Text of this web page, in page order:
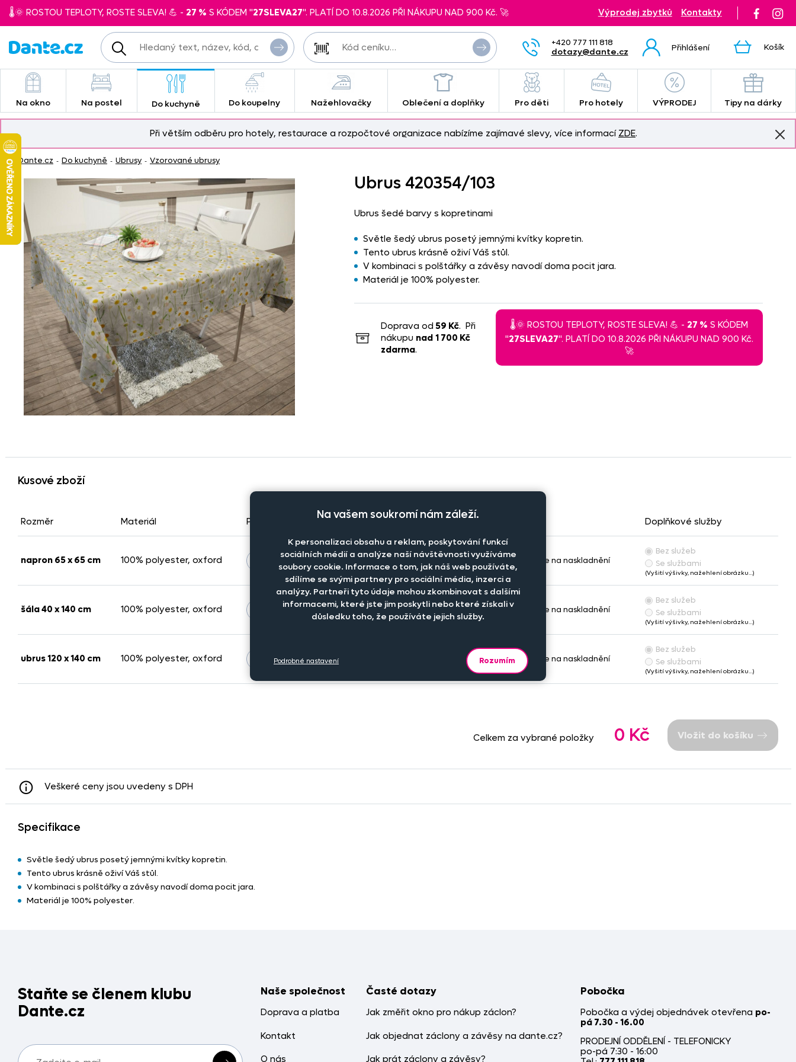
+420 777 111 818
dotazy@dante.cz
Přihlášení Košík
🌡️🌞 ROSTOU TEPLOTY, ROSTE SLEVA! 💪 - 27 % S KÓDEM "27SLEVA27". PLATÍ DO 10.8.2026 PŘI NÁKUPU NAD 900 Kč. 🚀 Výprodej zbytků Kontakty
Na okno Na postel Do kuchyně Do koupelny Nažehlovačky Oblečení a doplňky Pro děti Pro hotely VÝPRODEJ Tipy na dárky
Při větším odběru pro hotely, restaurace a rozpočtové organizace nabízíme zajímavé slevy, více informací ZDE.
Dante.cz - Do kuchyně - Ubrusy - Vzorované ubrusy
Ubrus 420354/103
Ubrus šedé barvy s kopretinami
Světle šedý ubrus posetý jemnými kvítky kopretin.
Tento ubrus krásně oživí Váš stůl.
V kombinaci s polštářky a závěsy navodí doma pocit jara.
Materiál je 100% polyester.
Doprava od 59 Kč. Při
nákupu nad 1 700 Kč
zdarma.
🌡️🌞 ROSTOU TEPLOTY, ROSTE SLEVA! 💪 -27 % S KÓDEM
"27SLEVA27". PLATÍ DO 10.8.2026 PŘI NÁKUPU NAD 900 Kč.
🚀
Kusové zboží
Rozměr Materiál Počet kusů Cena na eshopu Dostupnost Doplňkové služby
napron 65 x 65 cm 100% polyester, oxford ks + 199 Kč Není skladem, čekáme na naskladnění
Bez služeb
Se službami
(Vyšití výšivky, nažehlení obrázku…)
šála 40 x 140 cm 100% polyester, oxford ks + 199 Kč Není skladem, čekáme na naskladnění
Bez služeb
Se službami
(Vyšití výšivky, nažehlení obrázku…)
ubrus 120 x 140 cm 100% polyester, oxford ks + Není skladem, čekáme na naskladnění
Bez služeb
Se službami
(Vyšití výšivky, nažehlení obrázku…)
Celkem za vybrané položky 0 Kč Vložit do košíku
Veškeré ceny jsou uvedeny s DPH
Specifikace
Světle šedý ubrus posetý jemnými kvítky kopretin.
Tento ubrus krásně oživí Váš stůl.
V kombinaci s polštářky a závěsy navodí doma pocit jara.
Materiál je 100% polyester.
Staňte se členem klubu
Dante.cz
Naše společnost
Doprava a platba
Kontakt
O nás
Časté dotazy
Jak změřit okno pro nákup záclon?
Jak objednat záclony a závěsy na dante.cz?
Jak prát záclony a závěsy?
Pobočka
Pobočka a výdej objednávek otevřena po-
pá 7.30 - 16.00
PRODEJNÍ ODDĚLENÍ - TELEFONICKY
po-pá 7:30 - 16:00
Na vašem soukromí nám záleží.
K personalizaci obsahu a reklam, poskytování funkcí
sociálních médií a analýze naší návštěvnosti využíváme
soubory cookie. Informace o tom, jak náš web používáte,
sdílíme se svými partnery pro sociální média, inzerci a
analýzy. Partneři tyto údaje mohou zkombinovat s dalšími
informacemi, které jste jim poskytli nebo které získali v
důsledku toho, že používáte jejich služby.
Rozumím
Podrobné nastavení